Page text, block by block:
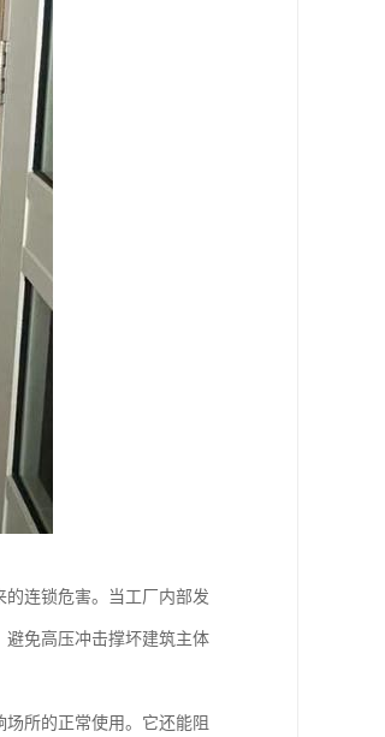
连锁危害。当工厂内部发
避免高压冲击撑坏建筑主体
所的正常使用。它还能阻